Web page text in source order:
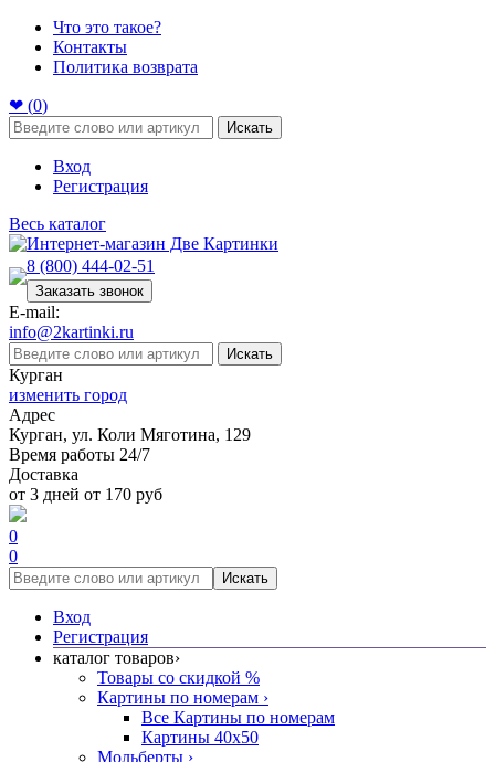
Что это такое?
Контакты
Политика возврата
❤ (0)
Искать
Вход
Регистрация
Весь каталог
8 (800) 444-02-51
Заказать звонок
E-mail:
info@2kartinki.ru
Искать
Курган
изменить город
Адрес
Курган, ул. Коли Мяготина, 129
Время работы 24/7
Доставка
от 3 дней от 170 руб
0
0
Искать
Вход
Регистрация
каталог товаров›
Товары со скидкой %
Картины по номерам ›
Все Картины по номерам
Картины 40x50
Мольберты ›